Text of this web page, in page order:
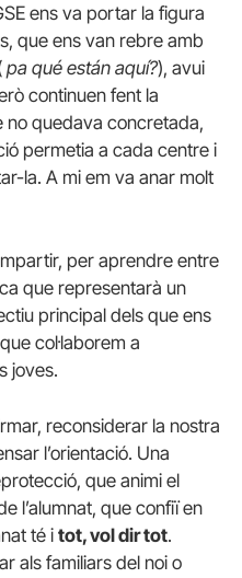
ens va portar la figura
que ens van rebre amb
pa qué están aquí?), avui
continuen fent la
no quedava concretada,
permetia a cada centre i
la. A mi em va anar molt
per aprendre entre
que representarà un
principal dels que ens
col·laborem a
joves.
reconsiderar la nostra
l’orientació. Una
que animi el
l’alumnat, que confiï en
té i tot, vol dir tot.
als familiars del noi o